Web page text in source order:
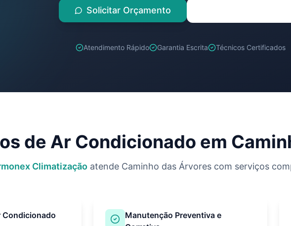
Solicitar Orçamento
Atendimento Rápido Garantia Escrita Técnicos Certificados
de Ar Condicionado em
Climatização atende Caminho das Árvores com serviços
Condicionado
Manutenção Preventiva e